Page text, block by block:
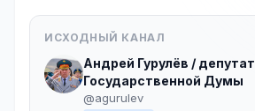
ИСХОДНЫЙ КАНАЛ
Андрей Гурулёв / депутат
Государственной Думы
@agurulev